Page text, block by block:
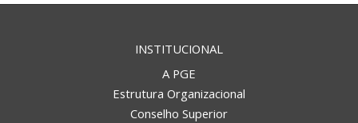
INSTITUCIONAL
A PGE
Estrutura Organizacional
Conselho Superior